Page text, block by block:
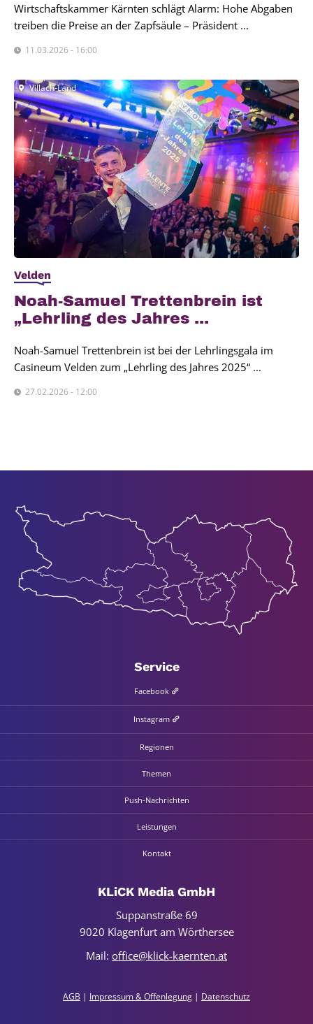
Wirtschaftskammer Kärnten schlägt Alarm: Hohe Abgaben
treiben die Preise an der Zapfsäule – Präsident ...
11.03.2026 - 16:00
Villach-Land
Velden
Noah-Samu­el Tret­ten­brein ist
„Lehr­ling des Jah­res ...
Noah-Samuel Trettenbrein ist bei der Lehrlingsgala im
Casineum Velden zum „Lehrling des Jahres 2025“ ...
27.02.2026 - 12:00
Ser­vice
Face­book
Insta­gram
Regio­nen
The­men
Push-Nach­rich­­­ten
Leis­tun­gen
Kon­takt
KLiCK Media GmbH
Sup­p­an­stra­ße 69
9020 Kla­gen­furt am Wör­ther­see
Mail: office@klick-kaernten.at
AGB | Impres­sum & Offen­le­gung | Daten­schutz